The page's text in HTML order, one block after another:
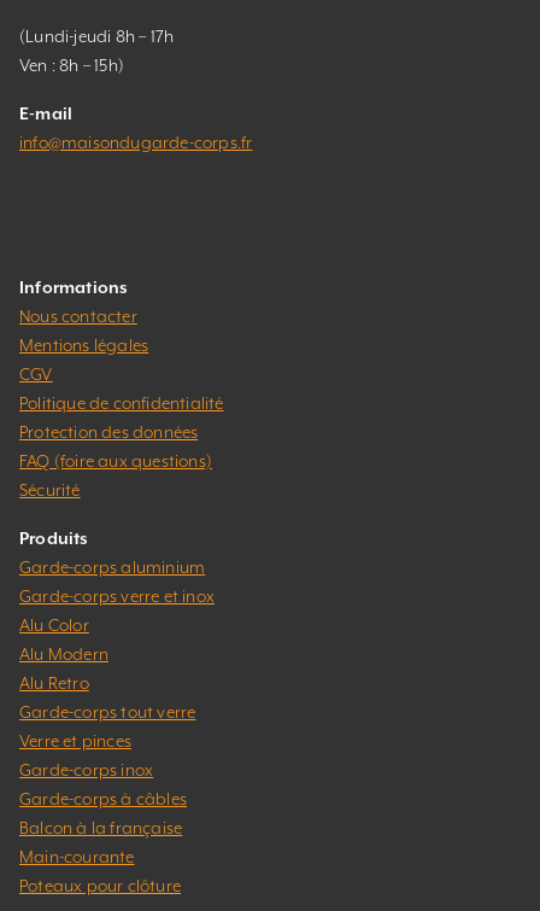
(Lundi-jeudi 8h – 17h
Ven : 8h – 15h)
E-mail
info@maisondugarde-corps.fr
Informations
Nous contacter
Mentions légales
CGV
Politique de confidentialité
Protection des données
FAQ (foire aux questions)
Sécurité
Produits
Garde-corps aluminium
Garde-corps verre et inox
Alu Color
Alu Modern
Alu Retro
Garde-corps tout verre
Verre et pinces
Garde-corps inox
Garde-corps à câbles
Balcon à la française
Main-courante
Poteaux pour clôture